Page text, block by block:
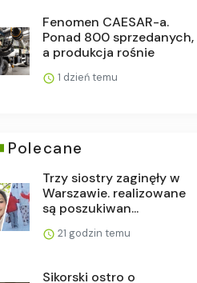
Fenomen CAESAR-a.
Ponad 800 sprzedanych,
a produkcja rośnie
1 dzień temu
Polecane
Trzy siostry zaginęły w
Warszawie. realizowane
są poszukiwan...
21 godzin temu
Sikorski ostro o